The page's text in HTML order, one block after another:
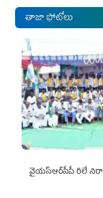
తాజా ఫోటోలు
వైయ‌స్ఆర్‌సీపీ రిలే